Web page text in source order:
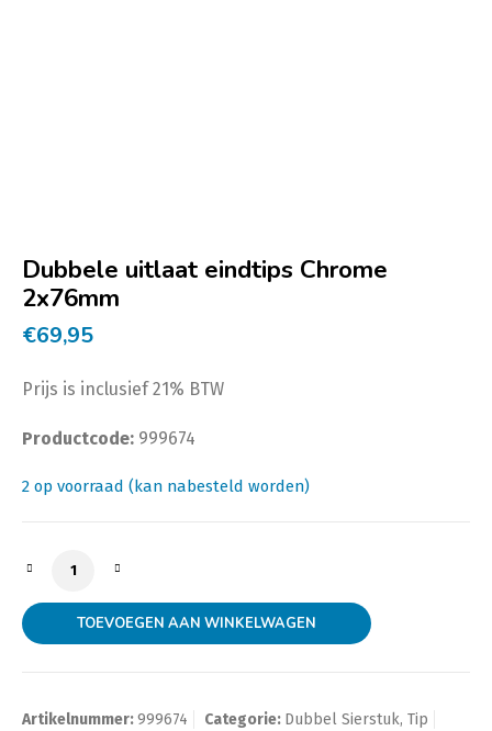
Dubbele uitlaat eindtips Chrome
2x76mm
€69,95
Prijs is inclusief 21% BTW
Productcode: 999674
2 op voorraad (kan nabesteld worden)
Dubbele uitlaat eindtips Chrome 2x76mm aantal
TOEVOEGEN AAN WINKELWAGEN
Artikelnummer:999674 Categorie: Dubbel Sierstuk, Tip